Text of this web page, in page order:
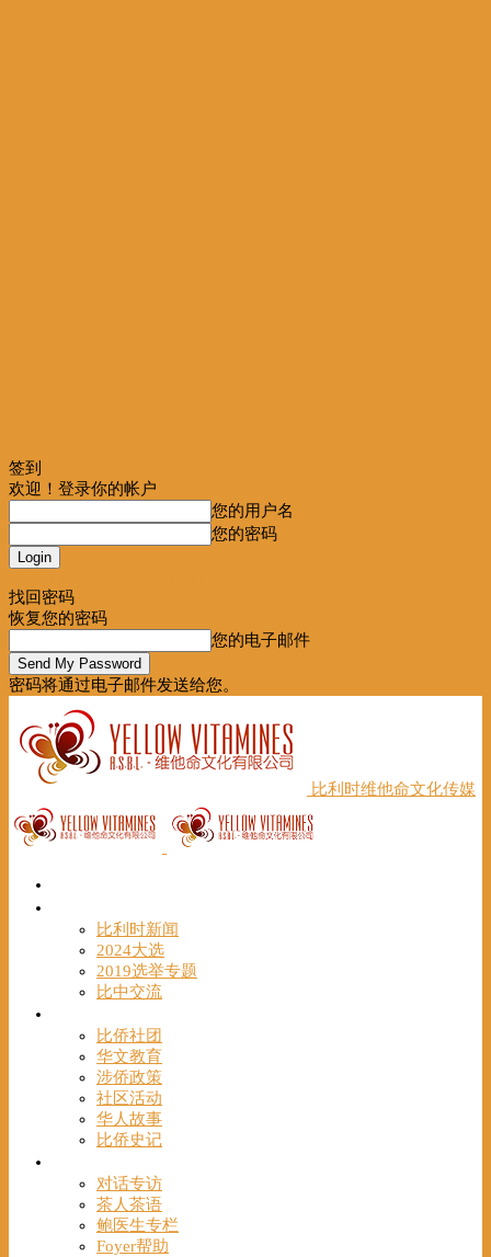
签到
欢迎！登录你的帐户
您的用户名
您的密码
找回密码
恢复您的密码
您的电子邮件
密码将通过电子邮件发送给您。
比利时维他命文化传媒
比利时新闻
2024大选
2019选举专题
比中交流
比侨社团
华文教育
涉侨政策
社区活动
华人故事
比侨史记
对话专访
茶人茶语
鲍医生专栏
Foyer帮助